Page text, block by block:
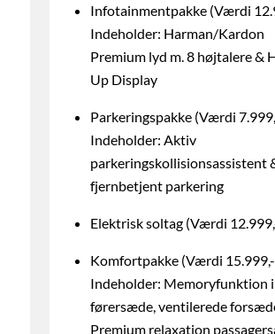
Infotainmentpakke (Værdi
Indeholder: Harman/Kardon
Premium lyd m. 8 højtalere &
Up Display
Parkeringspakke (Værdi
Indeholder: Aktiv
parkeringskollisionsassistent
fjernbetjent parkering
Elektrisk soltag (Værdi
Komfortpakke (Værdi
Indeholder: Memoryfunktion i
førersæde, ventilerede
Premium relaxation